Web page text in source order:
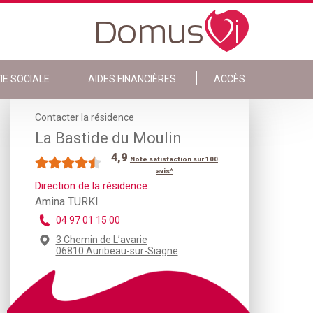
SOCIALE AIDES FINANCIÈRES ACCÈS
Contacter la résidence
La Bastide du Moulin
4,9 Note satisfaction sur 100
avis*
Direction de la résidence:
Amina TURKI
04 97 01 15 00
3 Chemin de L’avarie
06810 Auribeau-sur-Siagne